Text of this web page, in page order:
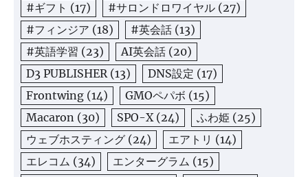
#ギフト (17) #サロンドロワイヤル (27)
#フィンジア (18) #英会話 (13)
#英語学習 (23) AI英会話 (20)
D3 PUBLISHER(13) DNS設定 (17)
Frontwing (14) GMOペパボ (15)
Macaron (30) SPO-X(24) ふわ姫 (25)
ウェブホスティング (24) エアトリ (14)
エレコム (34) エンターグラム (15)